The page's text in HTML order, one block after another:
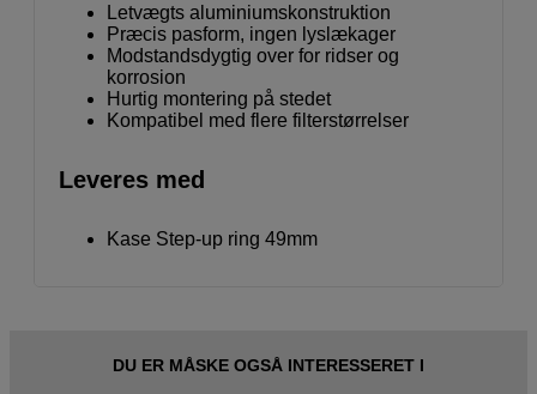
Letvægts aluminiumskonstruktion
Præcis pasform, ingen lyslækager
Modstandsdygtig over for ridser og
korrosion
Hurtig montering på stedet
Kompatibel med flere filterstørrelser
Leveres med
Kase Step-up ring 49mm
DU ER MÅSKE OGSÅ INTERESSERET I